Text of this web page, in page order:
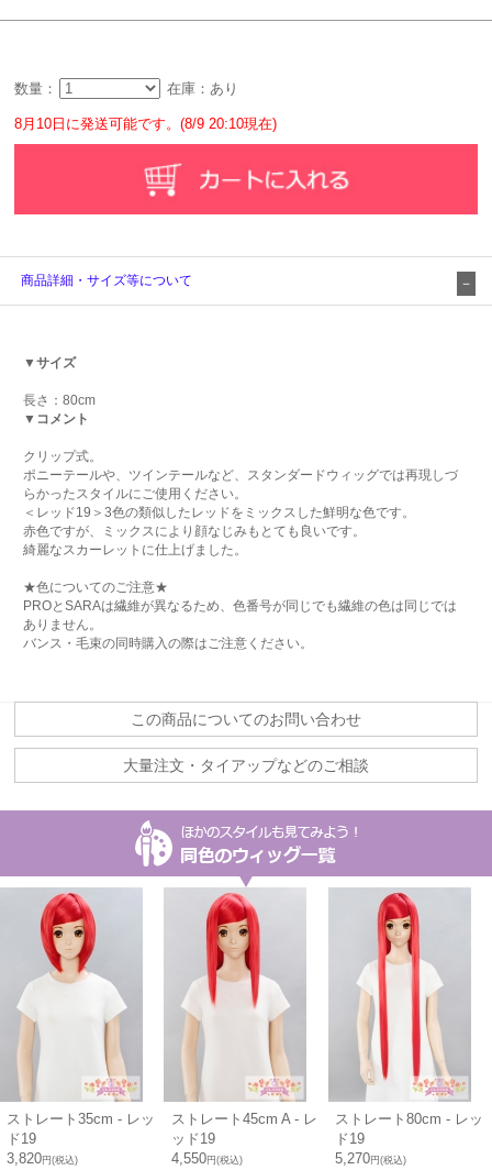
数量： 在庫：あり
8月10日に発送可能です。(8/9 20:10現在)
商品詳細・サイズ等について
▼サイズ
長さ：80cm
▼コメント
クリップ式。
ポニーテールや、ツインテールなど、スタンダードウィッグでは再現しづ
らかったスタイルにご使用ください。
＜レッド19＞3色の類似したレッドをミックスした鮮明な色です。
赤色ですが、ミックスにより顔なじみもとても良いです。
綺麗なスカーレットに仕上げました。
★色についてのご注意★
PROとSARAは繊維が異なるため、色番号が同じでも繊維の色は同じでは
ありません。
バンス・毛束の同時購入の際はご注意ください。
この商品についてのお問い合わせ
大量注文・タイアップなどのご相談
ストレート35cm - レッ
ド19
3,820円(税込)
ストレート45cm A - レ
ッド19
4,550円(税込)
ストレート80cm - レッ
ド19
5,270円(税込)